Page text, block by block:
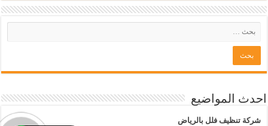
احدث المواضيع
شركة تنظيف فلل بالرياض